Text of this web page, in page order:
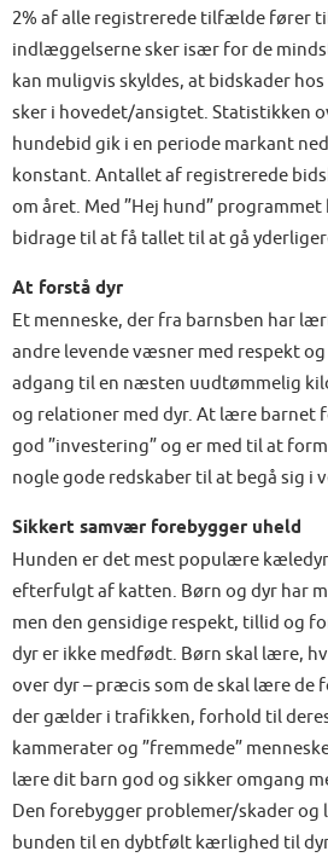
2% af alle registrerede tilfælde fører
indlæggelserne sker især for de
kan muligvis skyldes, at bidskader
sker i hovedet/ansigtet. Statistikken
hundebid gik i en periode markant
konstant. Antallet af registrerede
om året. Med ”Hej hund”
bidrage til at få tallet til at gå
At forstå dyr
Et menneske, der fra barnsben har
andre levende væsner med respekt
adgang til en næsten uudtømmelig
og relationer med dyr. At lære barnet
god ”investering” og er med til at
nogle gode redskaber til at begå sig i
Sikkert samvær forebygger uheld
Hunden er det mest populære
efterfulgt af katten. Børn og dyr har
men den gensidige respekt, tillid og
dyr er ikke medfødt. Børn skal lære,
over dyr – præcis som de skal lære de
der gælder i trafikken, forhold til
kammerater og ”fremmede”
lære dit barn god og sikker omgang
Den forebygger problemer/skader
bunden til en dybtfølt kærlighed til